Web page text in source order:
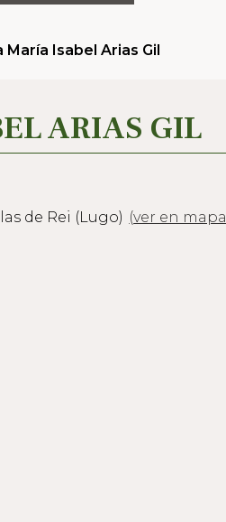
María Isabel Arias Gil
ARIAS GIL
de Rei (Lugo) (ver en mapa